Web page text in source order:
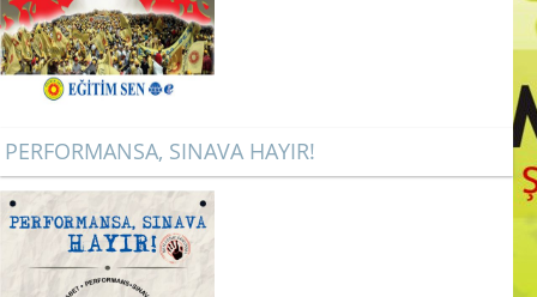
PERFORMANSA, SINAVA HAYIR!